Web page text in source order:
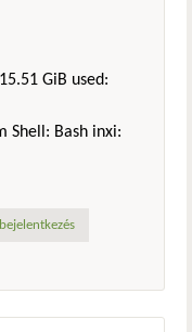
GiB used:
Shell: Bash inxi:
bejelentkezés